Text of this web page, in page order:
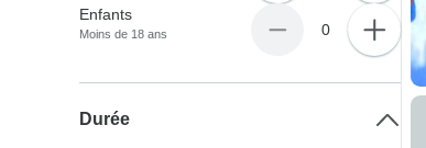
Enfants
Moins de 18 ans 0
Durée